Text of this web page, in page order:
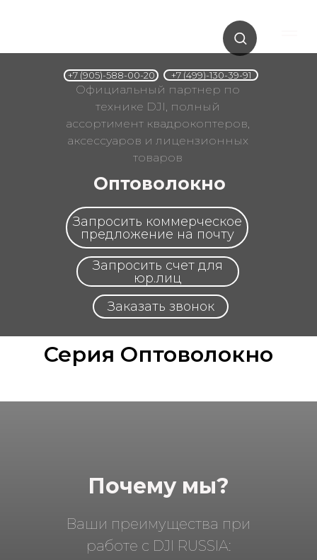
Оптоволокно
Официальный партнер по
технике DJI, полный
ассортимент квадрокоптеров,
аксессуаров и лицензионных
товаров
Заказать звонок
Запросить коммерческое
предложение на почту
Запросить счет для
юр.лиц
+7 (499)-130-39-91
+7 (905)-588-00-20
Серия Оптоволокно
Почему мы?
Ваши преимущества при
работе с DJI RUSSIA: